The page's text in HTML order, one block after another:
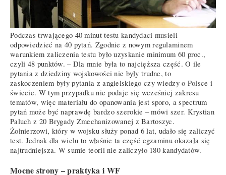
Podczas trwającego 40 minut testu kandydaci musieli
odpowiedzieć na 40 pytań. Zgodnie z nowym regulaminem
warunkiem zaliczenia testu było uzyskanie minimum 60 proc.,
czyli 48 punktów. – Dla mnie była to najcięższa część. O ile
pytania z dziedziny wojskowości nie były trudne, to
zaskoczeniem były pytania z angielskiego czy wiedzy o Polsce i
świecie. W tym przypadku nie podaje się wcześniej zakresu
tematów, więc materiału do opanowania jest sporo, a spectrum
pytań może być naprawdę bardzo szerokie – mówi szer. Krystian
Paluch z 20 Brygady Zmechanizowanej z Bartoszyc.
Żołnierzowi, który w wojsku służy ponad 6 lat, udało się zaliczyć
test. Jednak dla wielu to właśnie ta część egzaminu okazała się
najtrudniejsza. W sumie teorii nie zaliczyło 180 kandydatów.
Mocne strony – praktyka i WF